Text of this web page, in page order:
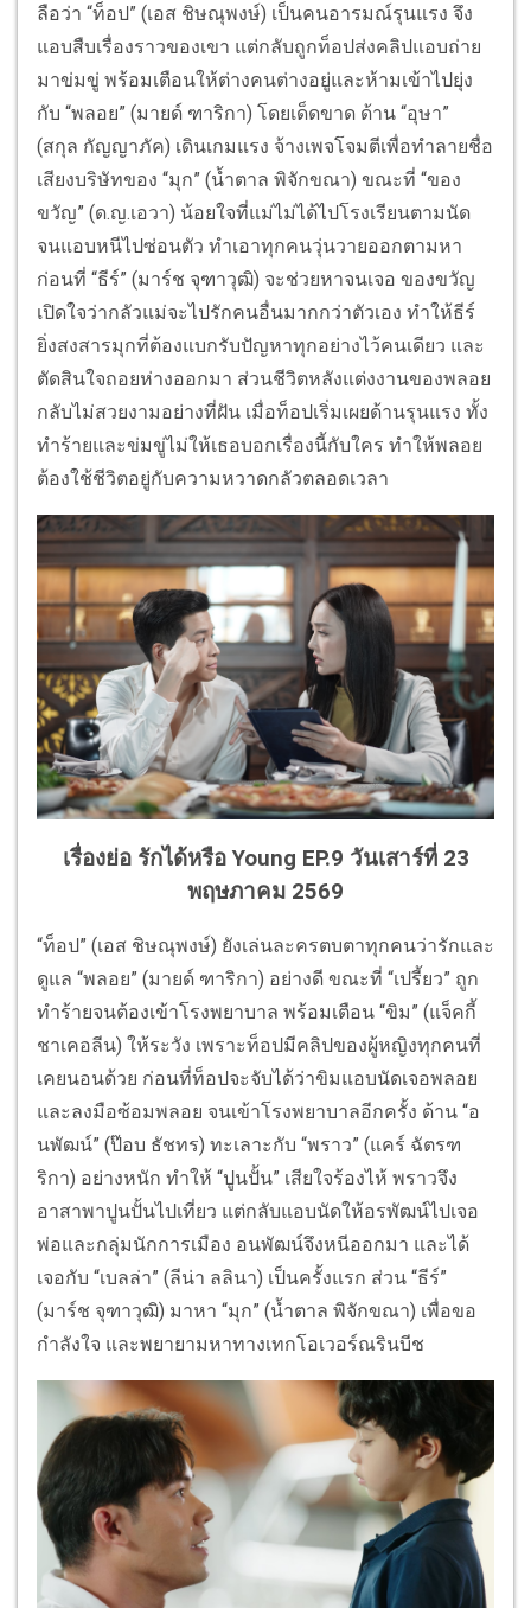
ลือว่า “ท็อป” (เอส ชิษณุพงษ์) เป็นคนอารมณ์รุนแรง จึง
แอบสืบเรื่องราวของเขา แต่กลับถูกท็อปส่งคลิปแอบถ่าย
มาข่มขู่ พร้อมเตือนให้ต่างคนต่างอยู่และห้ามเข้าไปยุ่ง
กับ “พลอย” (มายด์ ฑาริกา) โดยเด็ดขาด ด้าน “อุษา”
(สกุล กัญญาภัค) เดินเกมแรง จ้างเพจโจมตีเพื่อทำลายชื่อ
เสียงบริษัทของ “มุก” (น้ำตาล พิจักขณา) ขณะที่ “ของ
ขวัญ” (ด.ญ.เอวา) น้อยใจที่แม่ไม่ได้ไปโรงเรียนตามนัด
จนแอบหนีไปซ่อนตัว ทำเอาทุกคนวุ่นวายออกตามหา
ก่อนที่ “ธีร์” (มาร์ช จุฑาวุฒิ) จะช่วยหาจนเจอ ของขวัญ
เปิดใจว่ากลัวแม่จะไปรักคนอื่นมากกว่าตัวเอง ทำให้ธีร์
ยิ่งสงสารมุกที่ต้องแบกรับปัญหาทุกอย่างไว้คนเดียว และ
ตัดสินใจถอยห่างออกมา ส่วนชีวิตหลังแต่งงานของพลอย
กลับไม่สวยงามอย่างที่ฝัน เมื่อท็อปเริ่มเผยด้านรุนแรง ทั้ง
ทำร้ายและข่มขู่ไม่ให้เธอบอกเรื่องนี้กับใคร ทำให้พลอย
ต้องใช้ชีวิตอยู่กับความหวาดกลัวตลอดเวลา
เรื่องย่อ รักได้หรือ Young EP.9 วันเสาร์ที่ 23
พฤษภาคม 2569
“ท็อป” (เอส ชิษณุพงษ์) ยังเล่นละครตบตาทุกคนว่ารักและ
ดูแล “พลอย” (มายด์ ฑาริกา) อย่างดี ขณะที่ “เปรี้ยว” ถูก
ทำร้ายจนต้องเข้าโรงพยาบาล พร้อมเตือน “ขิม” (แจ็คกี้
ชาเคอลีน) ให้ระวัง เพราะท็อปมีคลิปของผู้หญิงทุกคนที่
เคยนอนด้วย ก่อนที่ท็อปจะจับได้ว่าขิมแอบนัดเจอพลอย
และลงมือซ้อมพลอย จนเข้าโรงพยาบาลอีกครั้ง ด้าน “อ
นพัฒน์” (ป๊อบ ธัชทร) ทะเลาะกับ “พราว” (แคร์ ฉัตรฑ
ริกา) อย่างหนัก ทำให้ “ปูนปั้น” เสียใจร้องไห้ พราวจึง
อาสาพาปูนปั้นไปเที่ยว แต่กลับแอบนัดให้อรพัฒน์ไปเจอ
พ่อและกลุ่มนักการเมือง อนพัฒน์จึงหนีออกมา และได้
เจอกับ “เบลล่า” (ลีน่า ลลินา) เป็นครั้งแรก ส่วน “ธีร์”
(มาร์ช จุฑาวุฒิ) มาหา “มุก” (น้ำตาล พิจักขณา) เพื่อขอ
กำลังใจ และพยายามหาทางเทกโอเวอร์ณรินบีช